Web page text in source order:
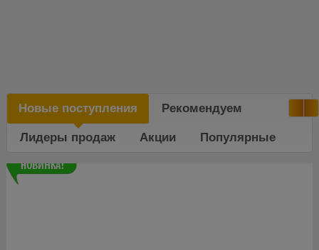
Новые поступления Рекомендуем
Лидеры продаж Акции Популярные